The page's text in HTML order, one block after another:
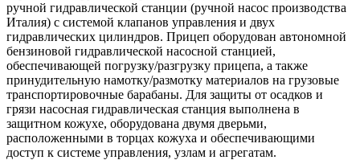
ручной гидравлической станции (ручной насос производства
Италия) с системой клапанов управления и двух
гидравлических цилиндров. Прицеп оборудован автономной
бензиновой гидравлической насосной станцией,
обеспечивающей погрузку/разгрузку прицепа, а также
принудительную намотку/размотку материалов на грузовые
транспортировочные барабаны. Для защиты от осадков и
грязи насосная гидравлическая станция выполнена в
защитном кожухе, оборудована двумя дверьми,
расположенными в торцах кожуха и обеспечивающими
доступ к системе управления, узлам и агрегатам.